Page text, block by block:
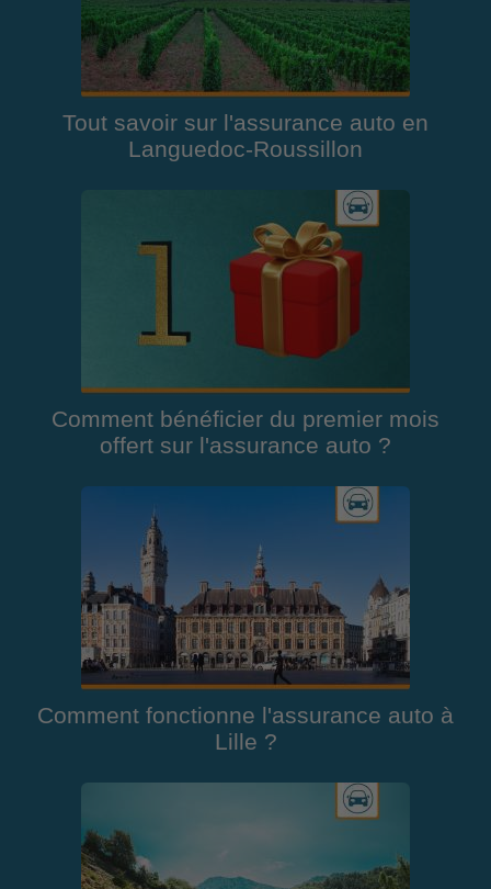
Tout savoir sur l'assurance auto en
Languedoc-Roussillon
Comment bénéficier du premier mois
offert sur l'assurance auto ?
Comment fonctionne l'assurance auto à
Lille ?